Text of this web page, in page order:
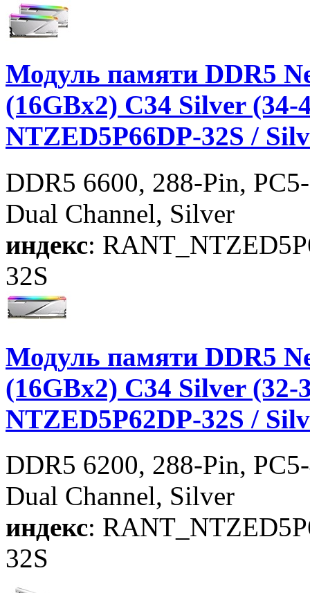
Модуль памяти DDR5
(16GBx2) C34 Silver (34-
NTZED5P66DP-32S /
DDR5 6600, 288-Pin,
Dual Channel, Silver
индекс:
32S
Модуль памяти DDR5
(16GBx2) C34 Silver (32-
NTZED5P62DP-32S /
DDR5 6200, 288-Pin,
Dual Channel, Silver
индекс:
32S